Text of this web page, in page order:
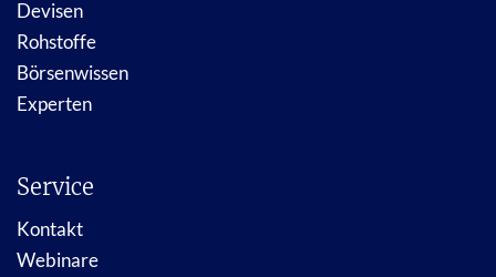
Devisen
Rohstoffe
Börsenwissen
Experten
Service
Kontakt
Webinare